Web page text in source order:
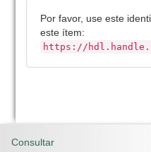
Por favor, use este
este ítem:
https://
Consultar